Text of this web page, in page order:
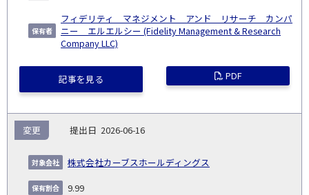
フィデリティ マネジメント アンド リサーチ カンパ
ニー エルエルシー (Fidelity Management & Research
Company LLC)
記事を見る PDF
2026-06-16
株式会社カーブスホールディングス
変更
9.99